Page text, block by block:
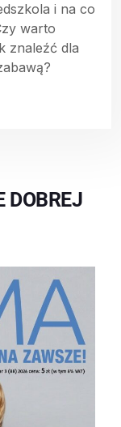
i na co
warto
znaleźć dla
DOBREJ